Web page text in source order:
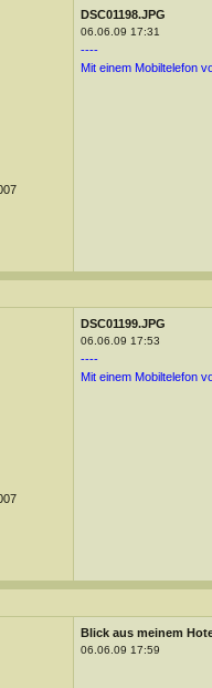
DSC01198.JPG
06.06.09 17:31
----
Mit einem Mobiltelefon
DSC01199.JPG
06.06.09 17:53
----
Mit einem Mobiltelefon
Blick aus meinem
06.06.09 17:59